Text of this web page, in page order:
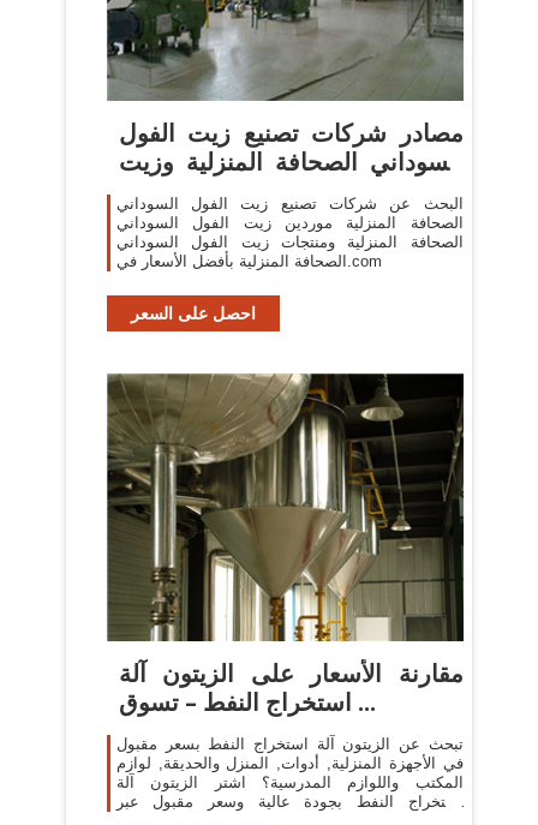
مصادر شركات تصنيع زيت الفول
السوداني الصحافة المنزلية وزيت
...
البحث عن شركات تصنيع زيت الفول السوداني
الصحافة المنزلية موردين زيت الفول السوداني
الصحافة المنزلية ومنتجات زيت الفول السوداني
الصحافة المنزلية بأفضل الأسعار في.com
احصل على السعر
مقارنة الأسعار على الزيتون آلة
استخراج النفط – تسوق ...
تبحث عن الزيتون آلة استخراج النفط بسعر مقبول
في الأجهزة المنزلية, أدوات, المنزل والحديقة, لوازم
المكتب واللوازم المدرسية؟ اشتر الزيتون آلة
استخراج النفط بجودة عالية وسعر مقبول عبر